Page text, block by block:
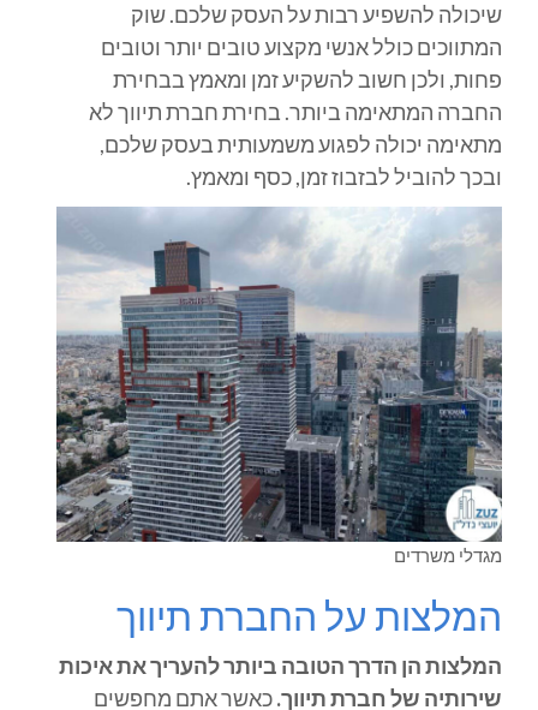
שיכולה להשפיע רבות על העסק שלכם. שוק
המתווכים כולל אנשי מקצוע טובים יותר וטובים
פחות, ולכן חשוב להשקיע זמן ומאמץ בבחירת
החברה המתאימה ביותר. בחירת חברת תיווך לא
מתאימה יכולה לפגוע משמעותית בעסק שלכם,
ובכך להוביל לבזבוז זמן, כסף ומאמץ.
מגדלי משרדים
המלצות על החברת תיווך
המלצות הן הדרך הטובה ביותר להעריך את איכות
שירותיה של חברת תיווך.כאשר אתם מחפשים